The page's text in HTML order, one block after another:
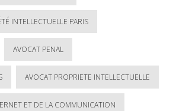
INTELLECTUELLE PARIS
AVOCAT PENAL
AVOCAT PROPRIETE INTELLECTUELLE
ET DE LA COMMUNICATION